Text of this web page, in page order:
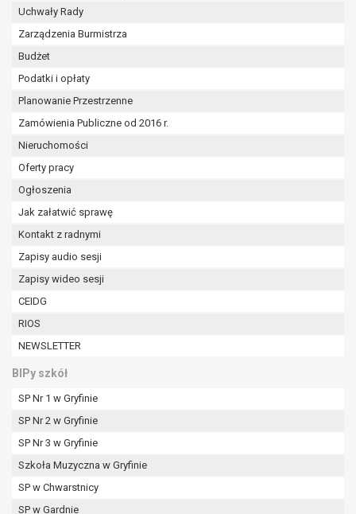
Uchwały Rady
Zarządzenia Burmistrza
Budżet
Podatki i opłaty
Planowanie Przestrzenne
Zamówienia Publiczne od 2016 r.
Nieruchomości
Oferty pracy
Ogłoszenia
Jak załatwić sprawę
Kontakt z radnymi
Zapisy audio sesji
Zapisy wideo sesji
CEIDG
RIOS
NEWSLETTER
BIPy szkół
SP Nr 1 w Gryfinie
SP Nr 2 w Gryfinie
SP Nr 3 w Gryfinie
Szkoła Muzyczna w Gryfinie
SP w Chwarstnicy
SP w Gardnie